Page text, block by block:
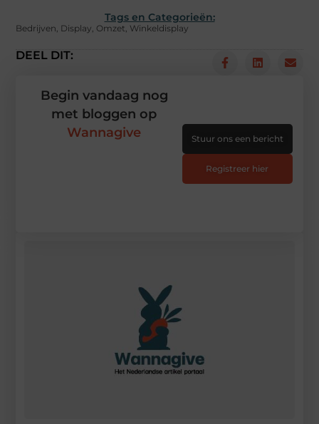
Tags en Categorieën:
Bedrijven, Display, Omzet, Winkeldisplay
DEEL DIT:
Begin vandaag nog
met bloggen op
Wannagive
Stuur ons een bericht
Registreer hier